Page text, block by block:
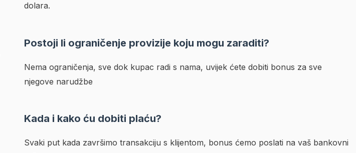
dolara.
Postoji li ograničenje provizije koju mogu zaraditi?
Nema ograničenja, sve dok kupac radi s nama, uvijek ćete dobiti bonus za sve
njegove narudžbe
Kada i kako ću dobiti plaću?
Svaki put kada završimo transakciju s klijentom, bonus ćemo poslati na vaš bankovni